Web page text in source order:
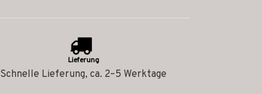
Lieferung
Schnelle Lieferung, ca. 2–5 Werktage